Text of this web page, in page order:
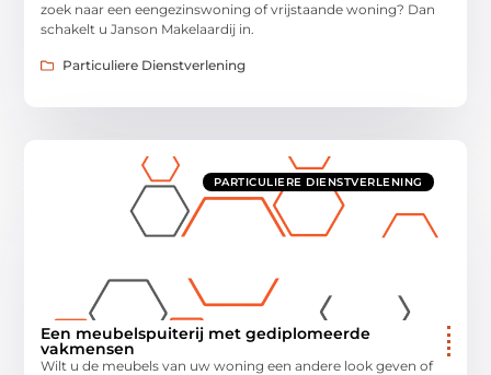
zoek naar een eengezinswoning of vrijstaande woning? Dan
schakelt u Janson Makelaardij in.
Particuliere Dienstverlening
PARTICULIERE DIENSTVERLENING
Een meubelspuiterij met gediplomeerde
vakmensen
Wilt u de meubels van uw woning een andere look geven of